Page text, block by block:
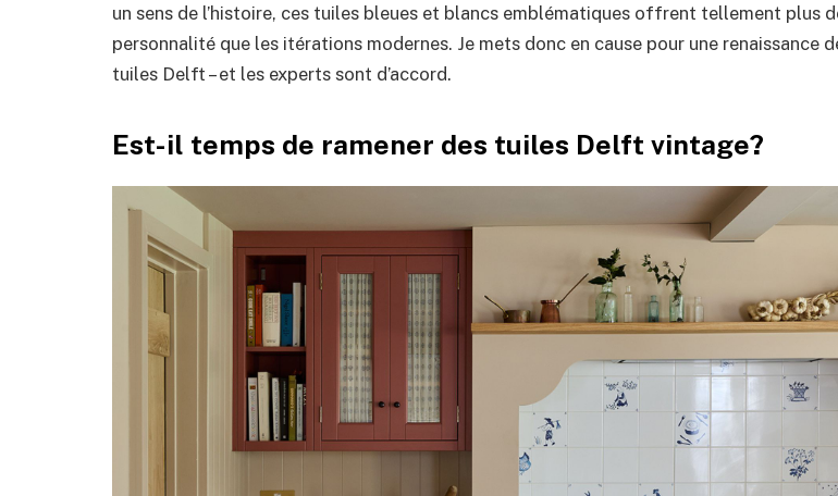
un sens de l’histoire, ces tuiles bleues et blancs emblématiques offrent tellement plus
personnalité que les itérations modernes. Je mets donc en cause pour une renaissance
tuiles Delft – et les experts sont d’accord.
Est-il temps de ramener des tuiles Delft vintage?